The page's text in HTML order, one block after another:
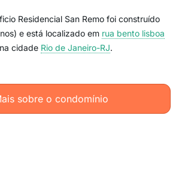
Residencial San Remo foi construído
e está localizado em rua bento lisboa
cidade Rio de Janeiro-RJ.
sobre o condomínio